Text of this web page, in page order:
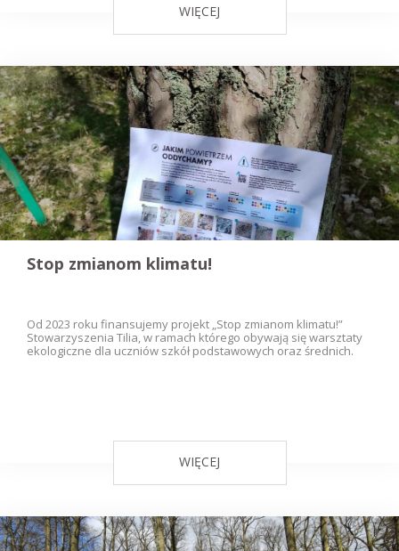
WIĘCEJ
Stop zmianom klimatu!
Od 2023 roku finansujemy projekt „Stop zmianom klimatu!”
Stowarzyszenia Tilia, w ramach którego obywają się warsztaty
ekologiczne dla uczniów szkół podstawowych oraz średnich.
WIĘCEJ